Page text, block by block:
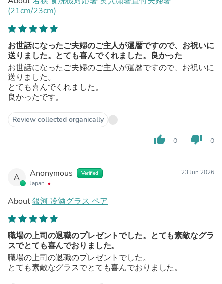
(21cm/23cm)
お世話になったご夫婦のご主人が還暦ですので、お祝いに
送りました。とても喜んでくれました。良かった
お世話になったご夫婦のご主人が還暦ですので、お祝いに
送りました。
とても喜んでくれました。
良かったです。
Review collected organically
thumb_up 0 thumb_down 0
A Anonymous Verified
Japan
23 Jun 2026
About銀河 冷酒グラス ペア
職場の上司の退職のプレゼントでした。とても素敵なグラ
スでとても喜んでおりました。
職場の上司の退職のプレゼントでした。
とても素敵なグラスでとても喜んでおりました。